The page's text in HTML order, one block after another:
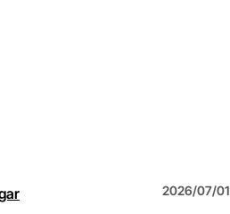
2026/07/01